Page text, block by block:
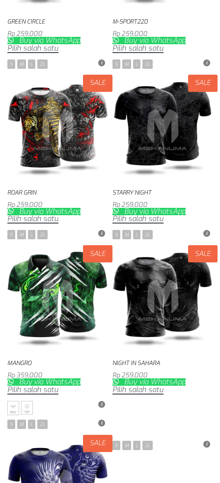
GREEN CIRCLE
Buy via WhatsApp
Rp259,000
Pilih salah satu
S M L 2L
M-SPORT220
Buy via WhatsApp
Rp259,000
Pilih salah satu
S M L 2L
SALE
ROAR GRIN
Buy via WhatsApp
Rp259,000
Pilih salah satu
S M L 2L
SALE
STARRY NIGHT
Buy via WhatsApp
Rp259,000
Pilih salah satu
S M L 2L
SALE
MANGRO
Buy via WhatsApp
Rp359,000
Pilih salah satu
S M L 2L
SALE
NIGHT IN SAHARA
Buy via WhatsApp
Rp259,000
Pilih salah satu
S M L 2L
SALE